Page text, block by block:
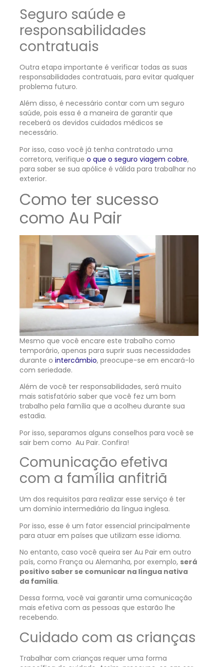
Seguro saúde e
responsabilidades
contratuais
Outra etapa importante é verificar todas as suas
responsabilidades contratuais, para evitar qualquer
problema futuro.
Além disso, é necessário contar com um seguro
saúde, pois essa é a maneira de garantir que
receberá os devidos cuidados médicos se
necessário.
Por isso, caso você já tenha contratado uma
corretora, verifique o que o seguro viagem cobre,
para saber se sua apólice é válida para trabalhar no
exterior.
Como ter sucesso
como Au Pair
Mesmo que você encare este trabalho como
temporário, apenas para suprir suas necessidades
durante o intercâmbio, preocupe-se em encará-lo
com seriedade.
Além de você ter responsabilidades, será muito
mais satisfatório saber que você fez um bom
trabalho pela família que a acolheu durante sua
estadia.
Por isso, separamos alguns conselhos para você se
sair bem como Au Pair. Confira!
Comunicação efetiva
com a família anfitriã
Um dos requisitos para realizar esse serviço é ter
um domínio intermediário da língua inglesa.
Por isso, esse é um fator essencial principalmente
para atuar em países que utilizam esse idioma.
No entanto, caso você queira ser Au Pair em outro
país, como França ou Alemanha, por exemplo, será
positivo saber se comunicar na língua nativa
da família.
Dessa forma, você vai garantir uma comunicação
mais efetiva com as pessoas que estarão lhe
recebendo.
Cuidado com as crianças
Trabalhar com crianças requer uma forma